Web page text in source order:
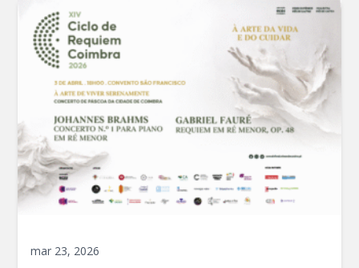
mar 23, 2026